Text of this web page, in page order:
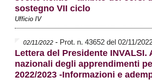
sostegno VII ciclo
Ufficio IV
02/11/2022 - Prot. n. 43652 del 02/11/
Lettera del Presidente
nazionali degli apprendimenti
2022/2023 -Informazioni e